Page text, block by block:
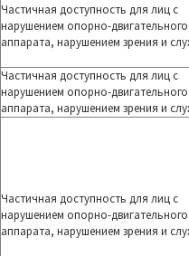
Частичная доступность для лиц с
нарушением опорно-двигательного
аппарата, нарушением зрения и
Частичная доступность для лиц с
нарушением опорно-двигательного
аппарата, нарушением зрения и
Частичная доступность для лиц с
нарушением опорно-двигательного
аппарата, нарушением зрения и